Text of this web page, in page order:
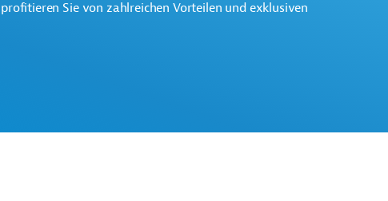
der neuen U-Bahnlinie auf über 2
Sie von zahlreichen Vorteilen und exklusiven